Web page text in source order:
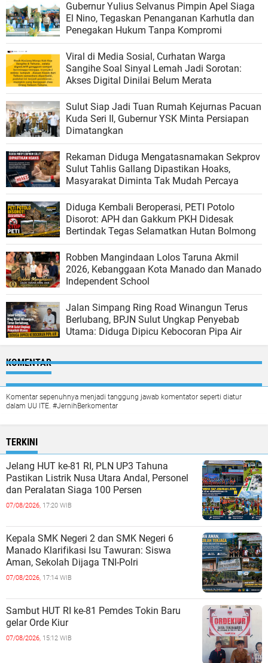
Gubernur Yulius Selvanus Pimpin Apel Siaga
El Nino, Tegaskan Penanganan Karhutla dan
Penegakan Hukum Tanpa Kompromi
Viral di Media Sosial, Curhatan Warga
Sangihe Soal Sinyal Lemah Jadi Sorotan:
Akses Digital Dinilai Belum Merata
Sulut Siap Jadi Tuan Rumah Kejurnas Pacuan
Kuda Seri II, Gubernur YSK Minta Persiapan
Dimatangkan
Rekaman Diduga Mengatasnamakan Sekprov
Sulut Tahlis Gallang Dipastikan Hoaks,
Masyarakat Diminta Tak Mudah Percaya
Diduga Kembali Beroperasi, PETI Potolo
Disorot: APH dan Gakkum PKH Didesak
Bertindak Tegas Selamatkan Hutan Bolmong
Robben Mangindaan Lolos Taruna Akmil
2026, Kebanggaan Kota Manado dan Manado
Independent School
Jalan Simpang Ring Road Winangun Terus
Berlubang, BPJN Sulut Ungkap Penyebab
Utama: Diduga Dipicu Kebocoran Pipa Air
KOMENTAR
Komentar sepenuhnya menjadi tanggung jawab komentator seperti diatur
dalam UU ITE. #JernihBerkomentar
TERKINI
Jelang HUT ke-81 RI, PLN UP3 Tahuna
Pastikan Listrik Nusa Utara Andal, Personel
dan Peralatan Siaga 100 Persen
07/08/2026, 17:20 WIB
Kepala SMK Negeri 2 dan SMK Negeri 6
Manado Klarifikasi Isu Tawuran: Siswa
Aman, Sekolah Dijaga TNI-Polri
07/08/2026, 17:14 WIB
Sambut HUT RI ke-81 Pemdes Tokin Baru
gelar Orde Kiur
07/08/2026, 15:12 WIB